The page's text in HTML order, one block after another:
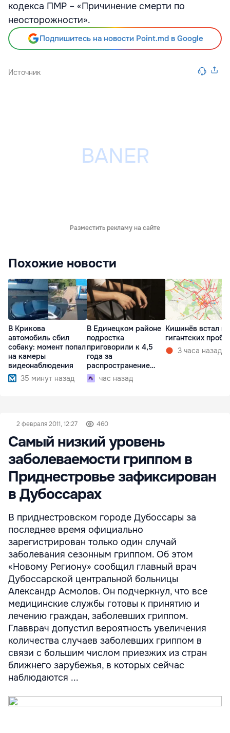
кодекса ПМР – «Причинение смерти по
неосторожности».
Подпишитесь на новости Point.md в Google
Источник
Разместить рекламу на сайте
Похожие новости
В Крикова
автомобиль сбил
собаку: момент попал
на камеры
видеонаблюдения
35 минут назад
В Единецком районе
подростка
приговорили к 4,5
года за
распространение
наркотиков
час назад
Кишинёв встал в
гигантских
3 часа назад
2 февраля 2011, 12:27 460
Самый низкий уровень
заболеваемости гриппом в
Приднестровье зафиксирован
в Дубоссарах
В приднестровском городе Дубоссары за
последнее время официально
зарегистрирован только один случай
заболевания сезонным гриппом. Об этом
«Новому Региону» сообщил главный врач
Дубоссарской центральной больницы
Александр Асмолов. Он подчеркнул, что все
медицинские службы готовы к принятию и
лечению граждан, заболевших гриппом.
Главврач допустил вероятность увеличения
количества случаев заболевших гриппом в
связи с большим числом приезжих из стран
ближнего зарубежья, в которых сейчас
наблюдаются ...